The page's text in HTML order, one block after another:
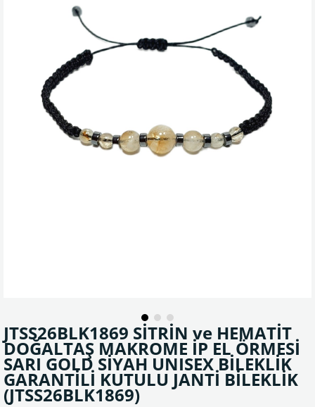
JTSS26BLK1869 SİTRİN ve HEMATİT
DOĞALTAŞ MAKROME İP EL ÖRMESİ
SARI GOLD SİYAH UNISEX BİLEKLİK
GARANTİLİ KUTULU JANTİ BİLEKLİK
(JTSS26BLK1869)